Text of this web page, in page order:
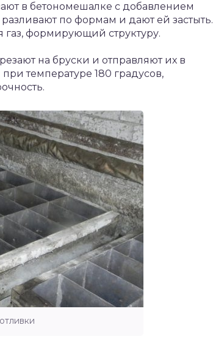
в бетономешалке с добавлением
по формам и дают ей застыть.
газ, формирующий структуру.
на бруски и отправляют их в
температуре 180 градусов,